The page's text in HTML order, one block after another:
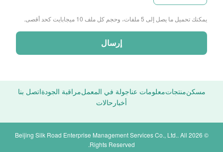
يمكنك تحميل ما يصل إلى 5 ملفات، وحجم كل ملف 10 ميجابايت كحد أقصى.
إرسال
مسكنمنتجاتمعلومات عناجولة في المعملمراقبة الجودةاتصل بنا
أخبار حالات
© 2026 Beijing Silk Road Enterprise Management Services Co., Ltd.. All
Rights Reserved.